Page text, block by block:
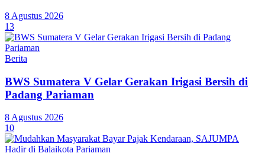
8 Agustus 2026
13
Berita
BWS Sumatera V Gelar Gerakan Irigasi Bersih di
Padang Pariaman
8 Agustus 2026
10